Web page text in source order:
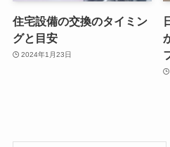
住宅設備の交換のタイミン
グと目安
2024年1月23日